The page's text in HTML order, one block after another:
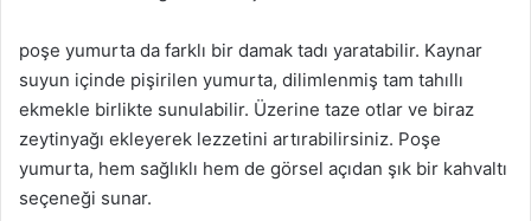
poşe yumurta da farklı bir damak tadı yaratabilir. Kaynar
suyun içinde pişirilen yumurta, dilimlenmiş tam tahıllı
ekmekle birlikte sunulabilir. Üzerine taze otlar ve biraz
zeytinyağı ekleyerek lezzetini artırabilirsiniz. Poşe
yumurta, hem sağlıklı hem de görsel açıdan şık bir kahvaltı
seçeneği sunar.